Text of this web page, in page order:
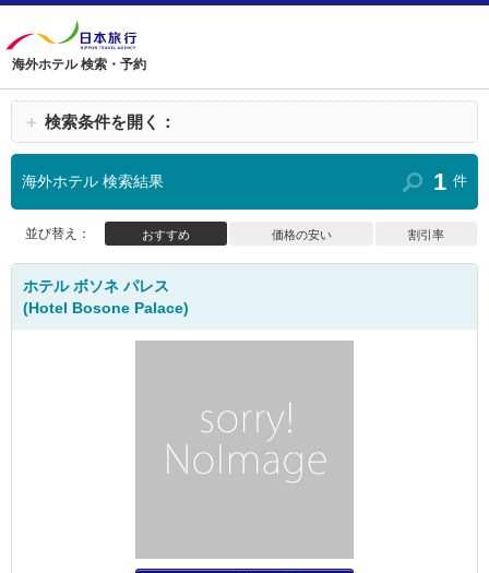
海外ホテル 検索・予約
＋ 検索条件を開く：
海外ホテル 検索結果 1 件
並び替え： おすすめ 価格の安い 割引率
ホテル ボソネ パレス
(Hotel Bosone Palace)